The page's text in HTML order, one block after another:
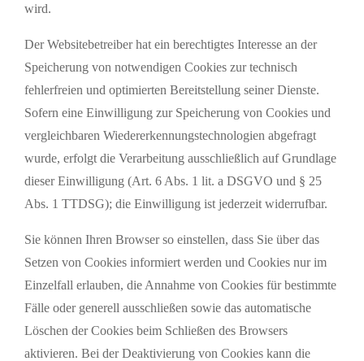
wird.
Der Websitebetreiber hat ein berechtigtes Interesse an der
Speicherung von notwendigen Cookies zur technisch
fehlerfreien und optimierten Bereitstellung seiner Dienste.
Sofern eine Einwilligung zur Speicherung von Cookies und
vergleichbaren Wiedererkennungstechnologien abgefragt
wurde, erfolgt die Verarbeitung ausschließlich auf Grundlage
dieser Einwilligung (Art. 6 Abs. 1 lit. a DSGVO und § 25
Abs. 1 TTDSG); die Einwilligung ist jederzeit widerrufbar.
Sie können Ihren Browser so einstellen, dass Sie über das
Setzen von Cookies informiert werden und Cookies nur im
Einzelfall erlauben, die Annahme von Cookies für bestimmte
Fälle oder generell ausschließen sowie das automatische
Löschen der Cookies beim Schließen des Browsers
aktivieren. Bei der Deaktivierung von Cookies kann die